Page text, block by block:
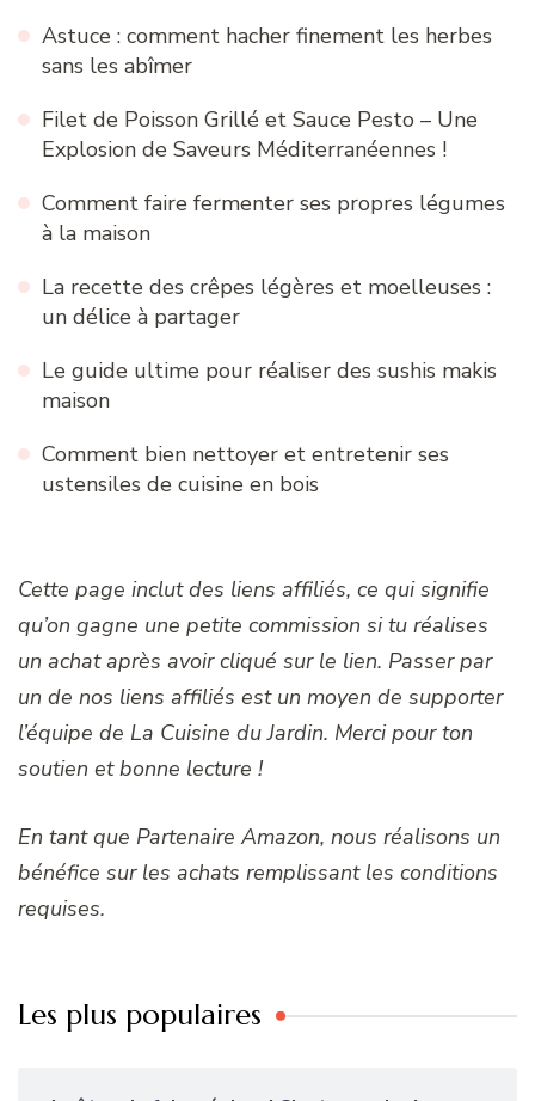
Astuce : comment hacher finement les herbes
sans les abîmer
Filet de Poisson Grillé et Sauce Pesto – Une
Explosion de Saveurs Méditerranéennes !
Comment faire fermenter ses propres légumes
à la maison
La recette des crêpes légères et moelleuses :
un délice à partager
Le guide ultime pour réaliser des sushis makis
maison
Comment bien nettoyer et entretenir ses
ustensiles de cuisine en bois
Cette page inclut des liens affiliés, ce qui signifie
qu’on gagne une petite commission si tu réalises
un achat après avoir cliqué sur le lien. Passer par
un de nos liens affiliés est un moyen de supporter
l’équipe de La Cuisine du Jardin. Merci pour ton
soutien et bonne lecture !
En tant que Partenaire Amazon, nous réalisons un
bénéfice sur les achats remplissant les conditions
requises.
Les plus populaires